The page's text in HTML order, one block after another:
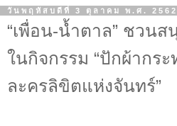
วันพฤหัสบดีที่ 3 ตุลาคม พ.ศ. 2562
“เพื่อน-น้ำตาล” ชวน
ในกิจกรรม “ปักผ้ากร
ละครลิขิตแห่งจันทร์”